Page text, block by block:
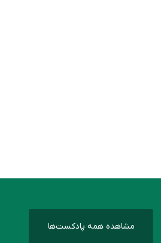
مشاهده همه پادکست‌ها